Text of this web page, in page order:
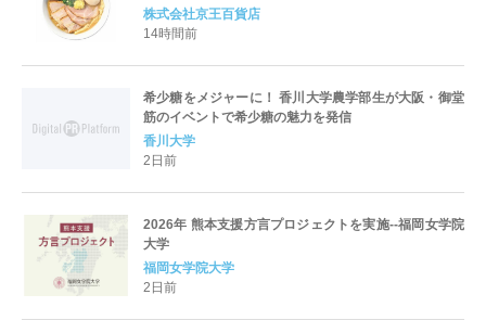
など、実演グルメが充実 過去最長21日間、計90店舗
出店の 「大北海道展」
株式会社京王百貨店
14時間前
希少糖をメジャーに！ 香川大学農学部生が大阪・御堂
筋のイベントで希少糖の魅力を発信
香川大学
2日前
2026年 熊本支援方言プロジェクトを実施--福岡女学院
大学
福岡女学院大学
2日前